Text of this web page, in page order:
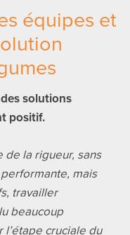
équipes et
solutions
positif.
la rigueur, sans
mais
travailler
beaucoup
cruciale du